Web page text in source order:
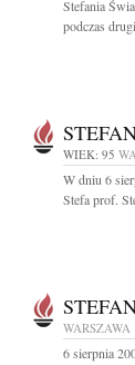
Stefania
podczas
WIEK: 95
W dniu 6
Stefa prof.
WARSZAWA
6 sierpnia